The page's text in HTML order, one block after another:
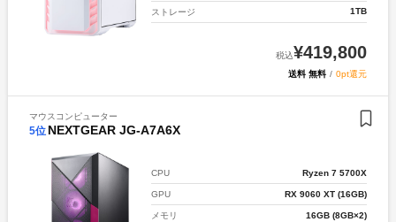
ストレージ 1TB
税込¥419,800
送料 無料 / 0pt還元
マウスコンピューター
5位 NEXTGEAR JG-A7A6X
CPU Ryzen 7 5700X
GPU RX 9060 XT (16GB)
メモリ 16GB (8GB×2)